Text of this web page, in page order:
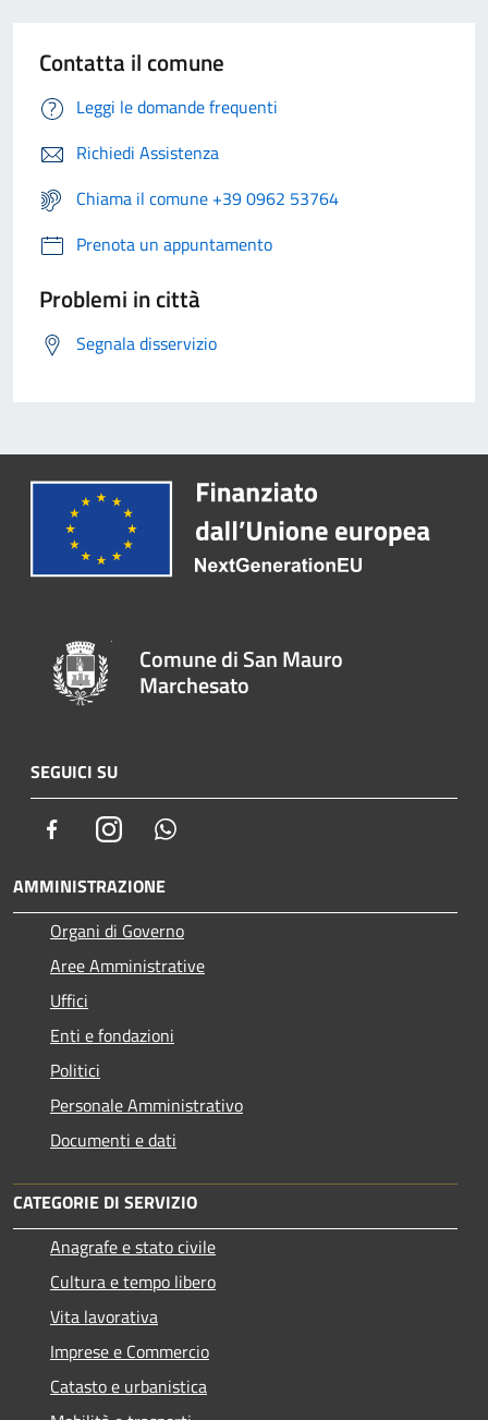
Contatta il comune
Leggi le domande frequenti
Richiedi Assistenza
Chiama il comune +39 0962 53764
Prenota un appuntamento
Problemi in città
Segnala disservizio
Comune di San Mauro
Marchesato
SEGUICI SU
FacebookInstagram
AMMINISTRAZIONE
Organi di Governo
Aree Amministrative
Uffici
Enti e fondazioni
Politici
Personale Amministrativo
Documenti e dati
CATEGORIE DI SERVIZIO
Anagrafe e stato civile
Cultura e tempo libero
Vita lavorativa
Imprese e Commercio
Catasto e urbanistica